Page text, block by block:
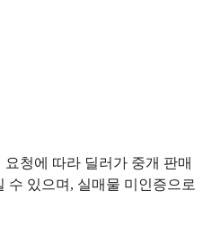
청에 따라 딜러가 중개 판매
수 있으며, 실매물 미인증으로